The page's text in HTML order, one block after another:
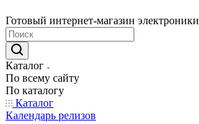
Готовый интернет-магазин электроники
Каталог
По всему сайту
По каталогу
Каталог
Календарь релизов